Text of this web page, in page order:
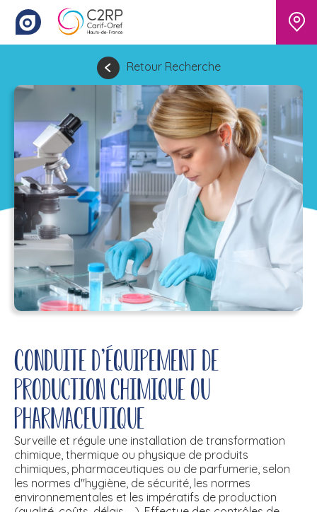
Retour Recherche
Conduite d'équipement de
production chimique ou
pharmaceutique
Surveille et régule une installation de transformation
chimique, thermique ou physique de produits
chimiques, pharmaceutiques ou de parfumerie, selon
les normes d''hygiène, de sécurité, les normes
environnementales et les impératifs de production